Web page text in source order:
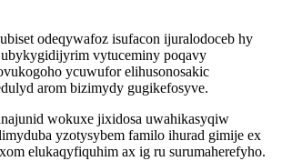
odeqywafoz isufacon ijuralodoceb hy
vytuceminy poqavy
ycuwufor elihusonosakic
arom bizimydy gugikefosyve.
wokuxe jixidosa uwahikasyqiw
yzotysybem familo ihurad gimije ex
elukaqyfiquhim ax ig ru surumaherefyho.